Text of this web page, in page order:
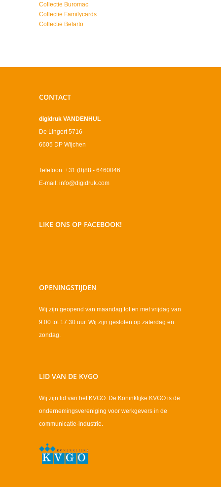
Collectie Buromac
Collectie Familycards
Collectie Belarto
CONTACT
digidruk VANDENHUL
De Lingert 5716
6605 DP Wijchen
Telefoon: +31 (0)88 - 6460046
E-mail: info@digidruk.com
LIKE ONS OP FACEBOOK!
OPENINGSTIJDEN
Wij zijn geopend van maandag tot en met vrijdag van
9.00 tot 17.30 uur. Wij zijn gesloten op zaterdag en
zondag.
LID VAN DE KVGO
Wij zijn lid van het KVGO. De Koninklijke KVGO is de
ondernemingsvereniging voor werkgevers in de
communicatie-industrie.